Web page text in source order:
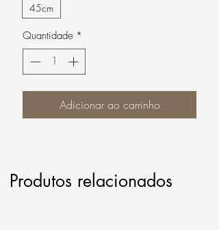
45cm
Quantidade *
Adicionar ao carrinho
Produtos relacionados